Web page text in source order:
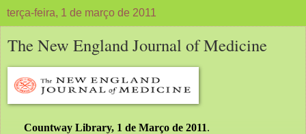
terça-feira, 1 de março de 2011
The New England Journal of Medicine
Countway Library, 1 de Março de 2011.